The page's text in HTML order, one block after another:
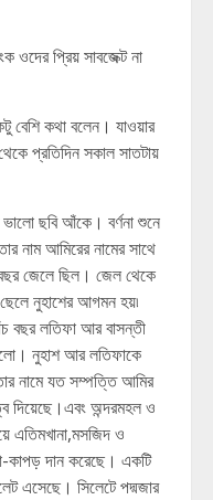
প্রিয় সাবজেক্ট না
বেশি কথা বলেন। যাওয়ার
প্রতিদিন সকাল সাতটায়
ছবি আঁকে। বর্ণনা শুনে
নাম আমিরের নামের সাথে
বছর জেলে ছিল। জেল থেকে
নুহাশের আগমন হয়৷
বছর লতিফা আর বাসন্তী
নুহাশ আর লতিফাকে
নামে যত সম্পত্তি আমির
দিয়েছে।এবং অন্দরমহল ও
এতিমখানা,মসজিদ ও
কাপড় দান করেছে। একটি
এসেছে। সিলেটে পদ্মজার